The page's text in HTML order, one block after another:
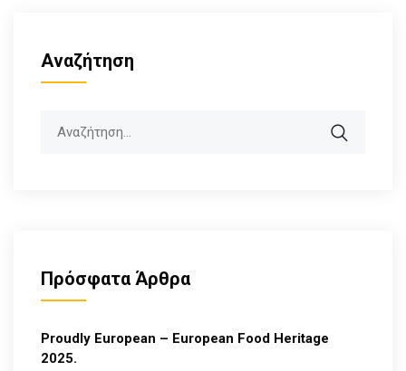
Αναζήτηση
Πρόσφατα Άρθρα
Proudly European – European Food Heritage
2025.